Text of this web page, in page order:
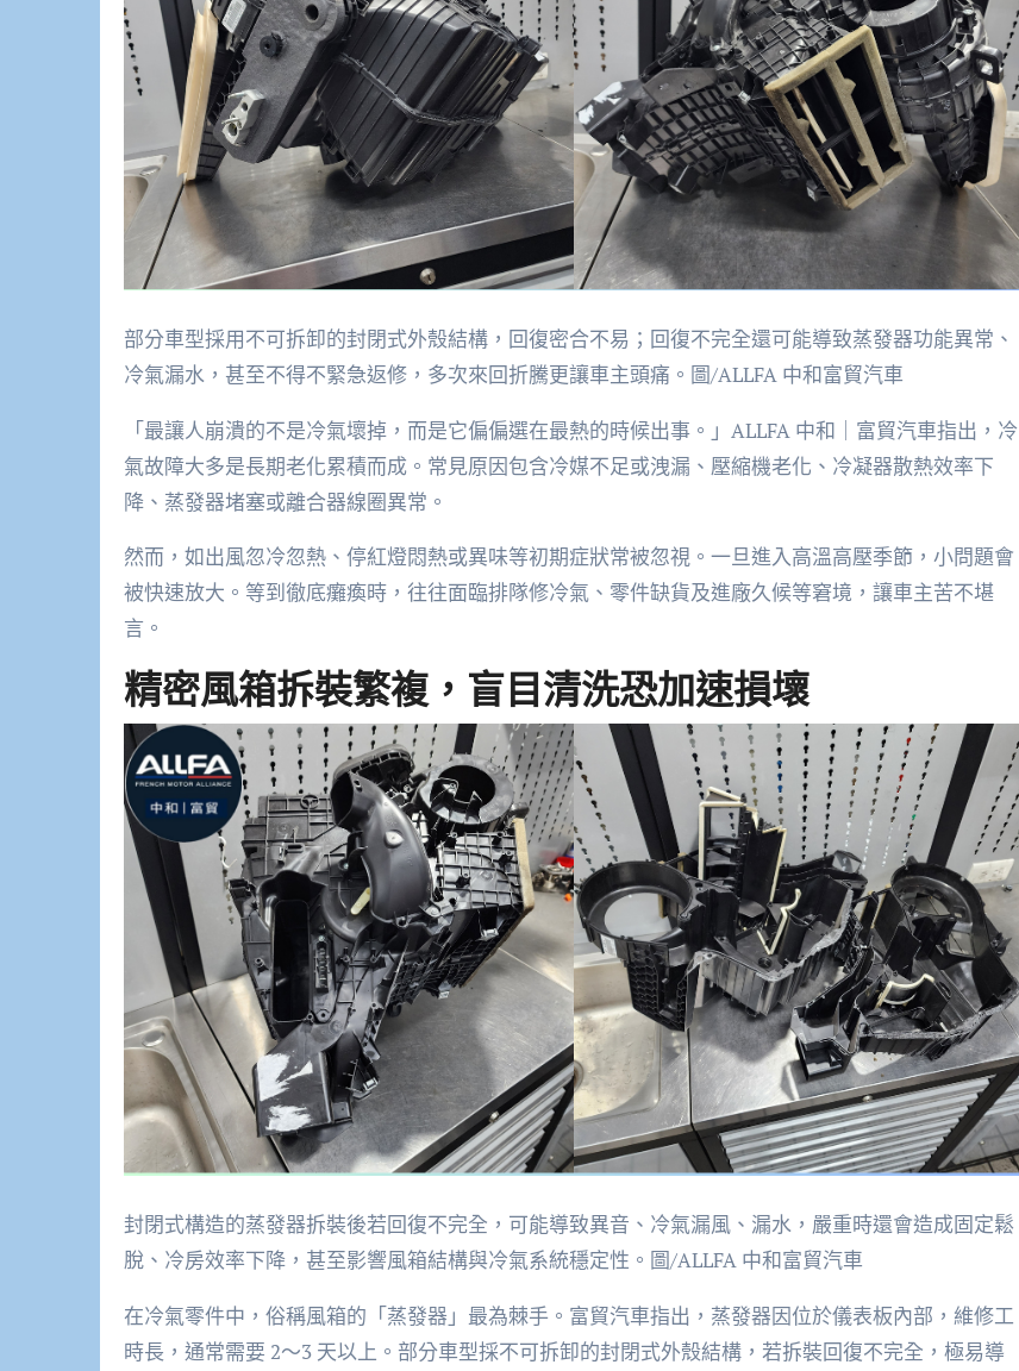
部分車型採用不可拆卸的封閉式外殼結構，回復密合不易；回復不完全還可能導致蒸發器功能異常、
冷氣漏水，甚至不得不緊急返修，多次來回折騰更讓車主頭痛。圖/ALLFA 中和富貿汽車
「最讓人崩潰的不是冷氣壞掉，而是它偏偏選在最熱的時候出事。」ALLFA 中和｜富貿汽車指出，冷
氣故障大多是長期老化累積而成。常見原因包含冷媒不足或洩漏、壓縮機老化、冷凝器散熱效率下
降、蒸發器堵塞或離合器線圈異常。
然而，如出風忽冷忽熱、停紅燈悶熱或異味等初期症狀常被忽視。一旦進入高溫高壓季節，小問題會
被快速放大。等到徹底癱瘓時，往往面臨排隊修冷氣、零件缺貨及進廠久候等窘境，讓車主苦不堪
言。
精密風箱拆裝繁複，盲目清洗恐加速損壞
封閉式構造的蒸發器拆裝後若回復不完全，可能導致異音、冷氣漏風、漏水，嚴重時還會造成固定鬆
脫、冷房效率下降，甚至影響風箱結構與冷氣系統穩定性。圖/ALLFA 中和富貿汽車
在冷氣零件中，俗稱風箱的「蒸發器」最為棘手。富貿汽車指出，蒸發器因位於儀表板內部，維修工
時長，通常需要 2～3 天以上。部分車型採不可拆卸的封閉式外殼結構，若拆裝回復不完全，極易導